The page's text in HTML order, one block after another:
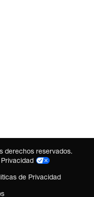
derechos reservados.
de Privacidad